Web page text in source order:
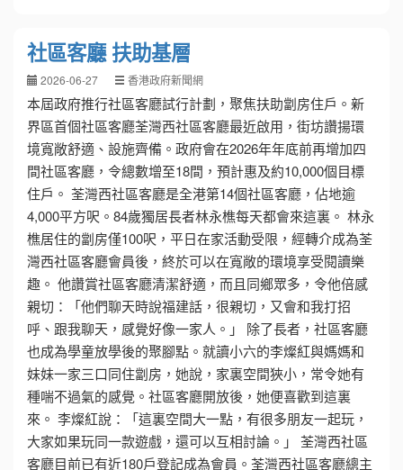
社區客廳 扶助基層
2026-06-27 香港政府新聞網
本屆政府推行社區客廳試行計劃，聚焦扶助劏房住戶。新
界區首個社區客廳荃灣西社區客廳最近啟用，街坊讚揚環
境寬敞舒適、設施齊備。政府會在2026年年底前再增加四
間社區客廳，令總數增至18間，預計惠及約10,000個目標
住戶。 荃灣西社區客廳是全港第14個社區客廳，佔地逾
4,000平方呎。84歲獨居長者林永樵每天都會來這裏。 林永
樵居住的劏房僅100呎，平日在家活動受限，經轉介成為荃
灣西社區客廳會員後，終於可以在寬敞的環境享受閱讀樂
趣。 他讚賞社區客廳清潔舒適，而且同鄉眾多，令他倍感
親切：「他們聊天時說福建話，很親切，又會和我打招
呼、跟我聊天，感覺好像一家人。」 除了長者，社區客廳
也成為學童放學後的聚腳點。就讀小六的李燦紅與媽媽和
妹妹一家三口同住劏房，她說，家裏空間狹小，常令她有
種喘不過氣的感覺。社區客廳開放後，她便喜歡到這裏
來。 李燦紅說：「這裏空間大一點，有很多朋友一起玩，
大家如果玩同一款遊戲，還可以互相討論。」 荃灣西社區
客廳目前已有近180戶登記成為會員。荃灣西社區客廳總主